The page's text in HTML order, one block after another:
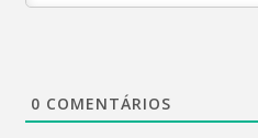
0 COMENTÁRIOS